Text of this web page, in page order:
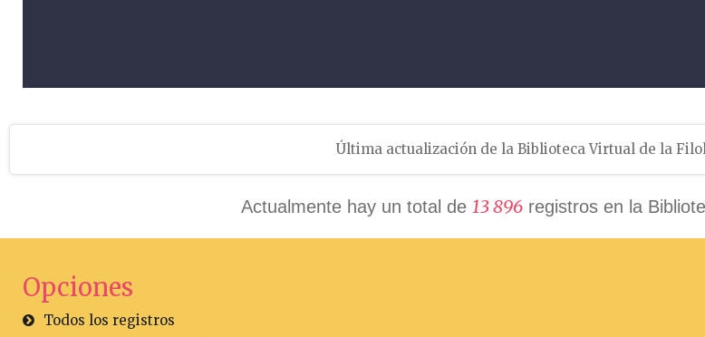
Última actualización de la Biblioteca Virtual de la
Actualmente hay un total de 13896registros en la
Opciones
Todos los registros